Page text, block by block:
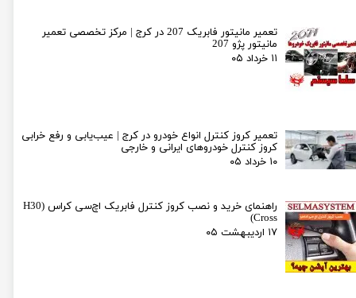
تعمیر مانیتور فابریک 207 در کرج | مرکز تخصصی تعمیر
مانیتور پژو 207
۱۱ خرداد ۰۵
تعمیر کروز کنترل انواع خودرو در کرج | عیب‌یابی و رفع خرابی
کروز کنترل خودروهای ایرانی و خارجی
۱۰ خرداد ۰۵
راهنمای خرید و نصب کروز کنترل فابریک اچ‌سی کراس (H30
Cross)
۱۷ اردیبهشت ۰۵